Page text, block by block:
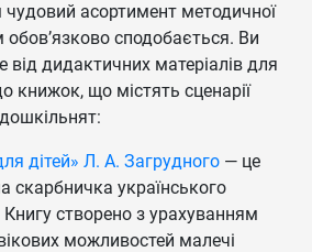
асортимент методичної
обов’язково сподобається. Ви
від дидактичних матеріалів для
книжок, що містять сценарії
дітей» Л. А. Загрудного — це
скарбничка українського
створено з урахуванням
можливостей малечі